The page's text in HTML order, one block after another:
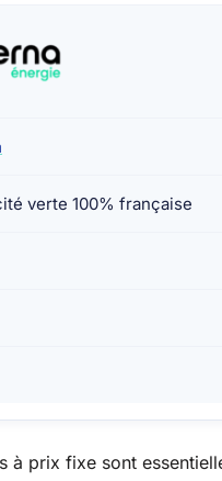
verte 100% française
à prix fixe sont